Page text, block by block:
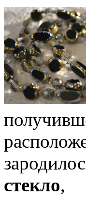
стекло,